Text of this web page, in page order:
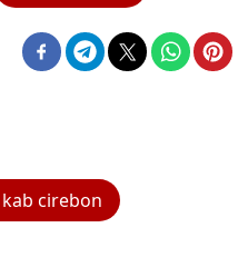
kab cirebon